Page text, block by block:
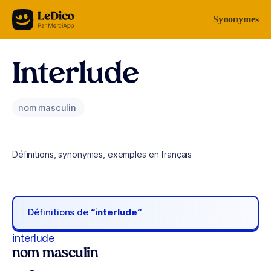
Aller au contenu Synonymes
Interlude
nom masculin
Définitions, synonymes, exemples en français
Définitions de “interlude“
interlude
nom masculin